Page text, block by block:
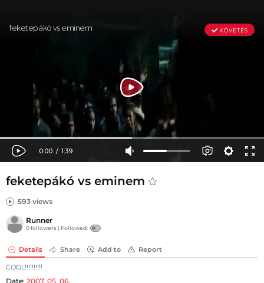
feketepákó vs eminem
593 views
Runner
0 followers | Followed:
Details Share Add to Report
COOL!!!!!!!!!!
Date: 2007. 05. 06.